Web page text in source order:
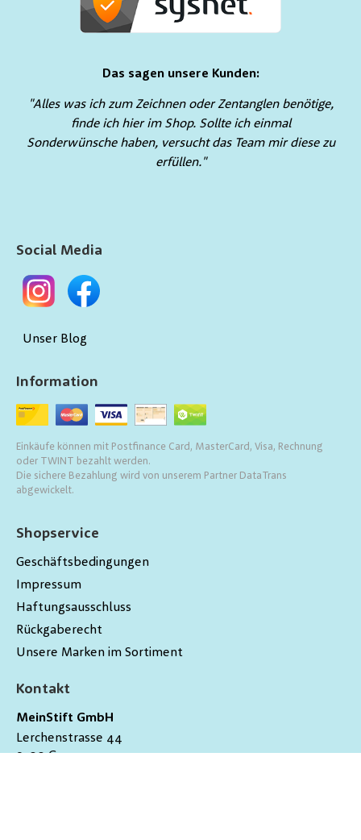
Das sagen unsere Kunden:
"Alles was ich zum Zeichnen oder Zentanglen benötige,
finde ich hier im Shop. Sollte ich einmal
Sonderwünsche haben, versucht das Team mir diese zu
erfüllen."
Kontakt
MeinStift GmbH
Lerchenstrasse 44
9200 Gossau
Shopservice
Geschäftsbedingungen
Impressum
Haftungsausschluss
Rückgaberecht
Unsere Marken im Sortiment
Information
Einkäufe können mit Postfinance Card, MasterCard, Visa, Rechnung
oder TWINT bezahlt werden.
Die sichere Bezahlung wird von unserem Partner DataTrans
abgewickelt.
Social Media
Unser Blog